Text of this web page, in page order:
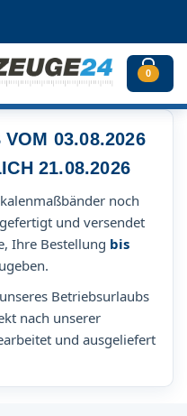
0
VOM 03.08.2026
21.08.2026
noch
und versendet
Ihre Bestellung bis
unseres Betriebsurlaubs
nach unserer
und ausgeliefert